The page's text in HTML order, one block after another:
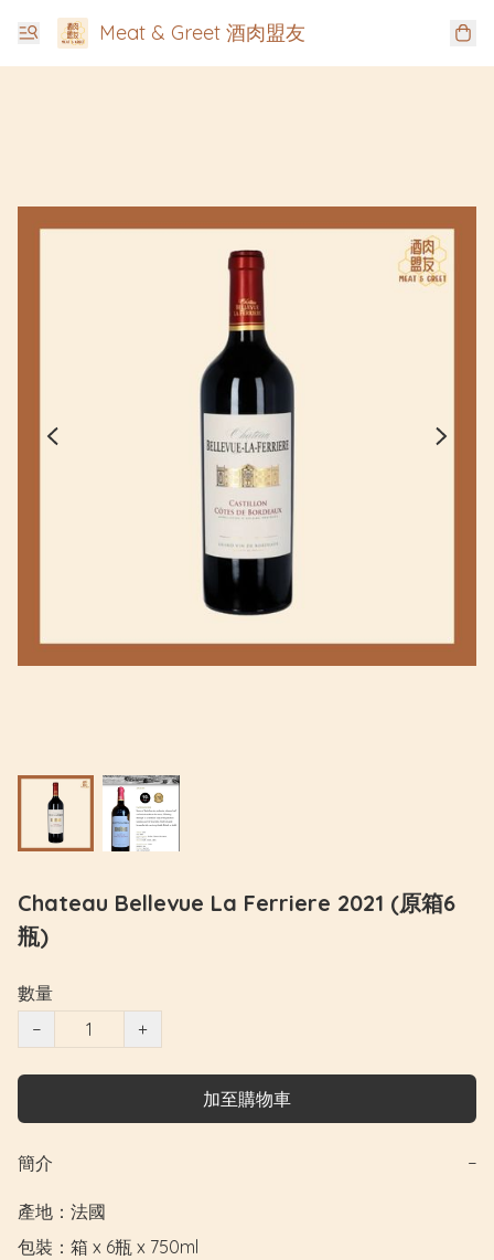
Meat & Greet 酒肉盟友
Chateau Bellevue La Ferriere 2021 (原箱6
瓶)
數量
−
+
加至購物車
簡介 −
產地：法國
包裝：箱 x 6瓶 x 750ml